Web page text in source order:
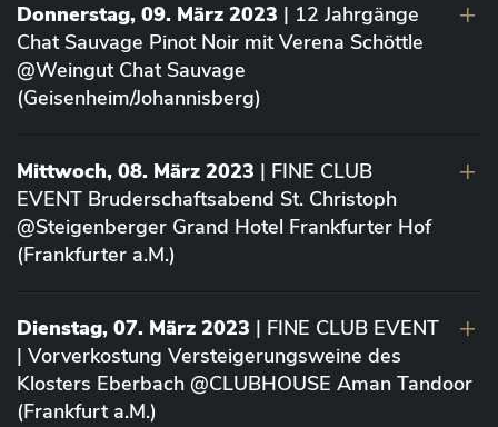
Donnerstag, 09. März 2023 | 12 Jahrgänge
Chat Sauvage Pinot Noir mit Verena Schöttle
@Weingut Chat Sauvage
(Geisenheim/Johannisberg)
Mittwoch, 08. März 2023 | FINE CLUB
EVENT Bruderschaftsabend St. Christoph
@Steigenberger Grand Hotel Frankfurter Hof
(Frankfurter a.M.)
Dienstag, 07. März 2023 | FINE CLUB EVENT
| Vorverkostung Versteigerungsweine des
Klosters Eberbach @CLUBHOUSE Aman Tandoor
(Frankfurt a.M.)